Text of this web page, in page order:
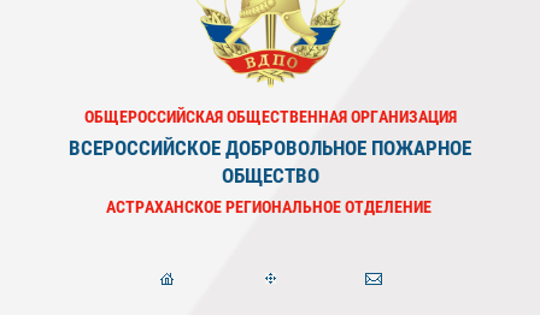
ОБЩЕРОССИЙСКАЯ ОБЩЕСТВЕННАЯ ОРГАНИЗАЦИЯ
ВСЕРОССИЙСКОЕ ДОБРОВОЛЬНОЕ ПОЖАРНОЕ
ОБЩЕСТВО
АСТРАХАНСКОЕ РЕГИОНАЛЬНОЕ ОТДЕЛЕНИЕ